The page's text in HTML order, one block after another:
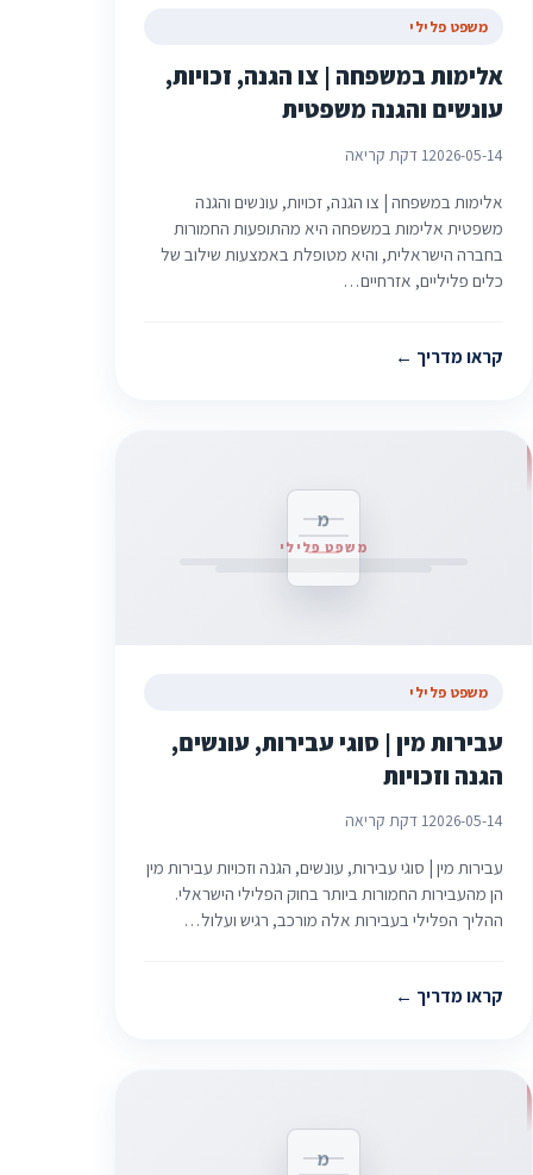
משפט פלילי
אלימות במשפחה | צו הגנה, זכויות,
עונשים והגנה משפטית
2026-05-141 דקת קריאה
אלימות במשפחה | צו הגנה, זכויות, עונשים והגנה
משפטית אלימות במשפחה היא מהתופעות החמורות
בחברה הישראלית, והיא מטופלת באמצעות שילוב של
כלים פליליים, אזרחיים…
קראו מדריך
מ
משפט פלילי
משפט פלילי
עבירות מין | סוגי עבירות, עונשים,
הגנה וזכויות
2026-05-141 דקת קריאה
עבירות מין | סוגי עבירות, עונשים, הגנה וזכויות עבירות מין
הן מהעבירות החמורות ביותר בחוק הפלילי הישראלי.
ההליך הפלילי בעבירות אלה מורכב, רגיש ועלול…
קראו מדריך
מ